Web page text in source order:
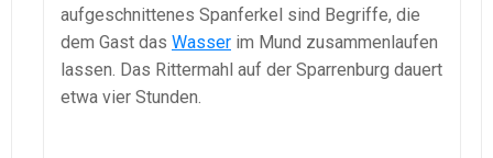
aufgeschnittenes Spanferkel sind Begriffe, die
dem Gast das Wasser im Mund zusammenlaufen
lassen. Das Rittermahl auf der Sparrenburg dauert
etwa vier Stunden.